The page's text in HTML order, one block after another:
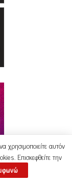
χρησιμοποιείτε αυτόν
Επισκεφθείτε την